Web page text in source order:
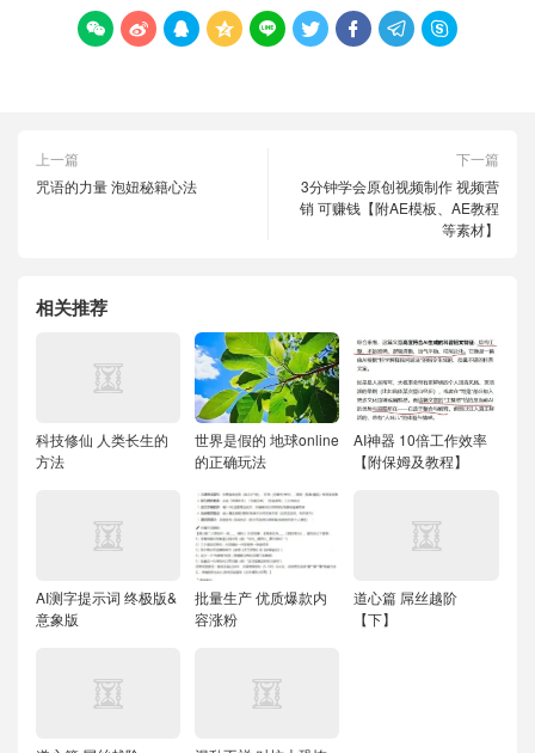
        
上一篇
咒语的力量 泡妞秘籍心法
下一篇
3分钟学会原创视频制作 视频营
销 可赚钱【附AE模板、AE教程
等素材】
相关推荐
科技修仙 人类长生的
方法
世界是假的 地球online
的正确玩法
AI神器 10倍工作效率
【附保姆及教程】
AI测字提示词 终极版&
意象版
批量生产 优质爆款内
容涨粉
道心篇 屌丝越阶
【下】